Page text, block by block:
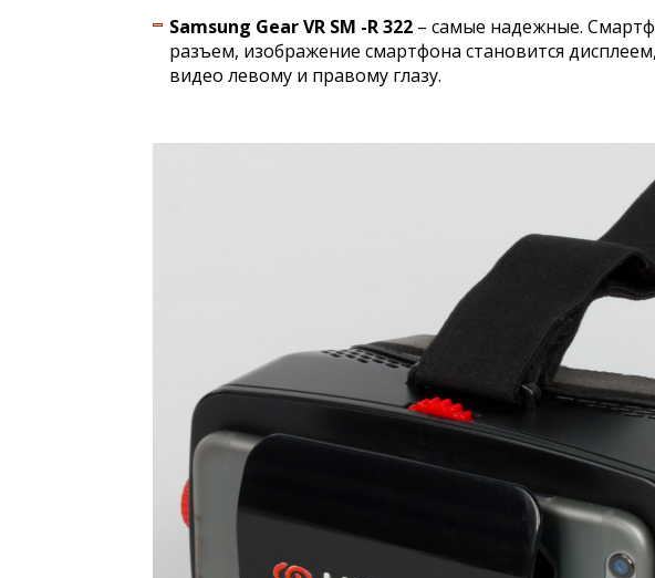
Samsung Gear VR SM -R 322 – самые надежные.
разъем, изображение смартфона становится
видео левому и правому глазу.